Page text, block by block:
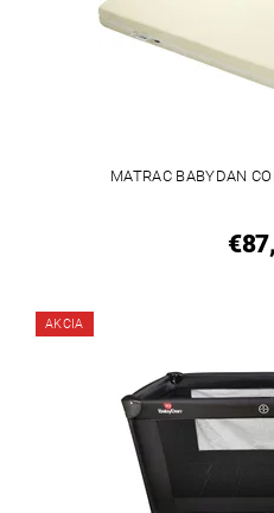
MATRAC BABYDAN
AKCIA